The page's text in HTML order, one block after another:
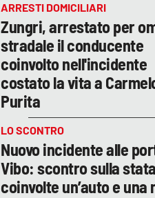
ARRESTI DOMICILIARI
Zungri, arrestato per
stradale il conducente
coinvolto nell'incidente
costato la vita a
Purita
LO SCONTRO
Nuovo incidente alle
Vibo: scontro sulla
coinvolte un’auto e una